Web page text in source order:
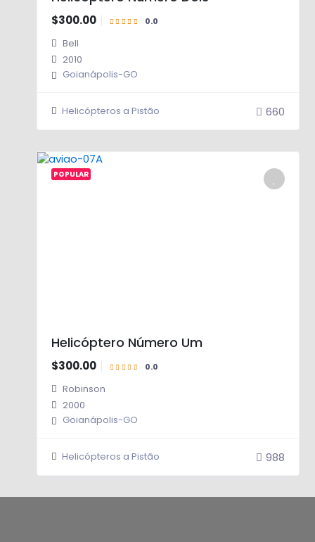
$300.00
Bell
2010
Goianápolis-GO
Helicópteros a Pistão 660
POPULAR
Helicóptero Número Um
$300.00
Robinson
2000
Goianápolis-GO
Helicópteros a Pistão 988